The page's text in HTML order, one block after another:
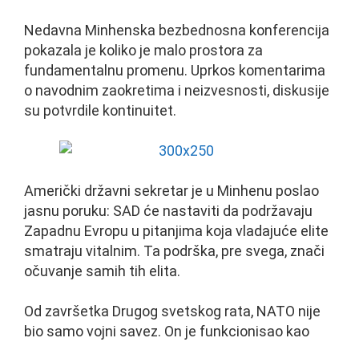
Nedavna Minhenska bezbednosna konferencija
pokazala je koliko je malo prostora za
fundamentalnu promenu. Uprkos komentarima
o navodnim zaokretima i neizvesnosti, diskusije
su potvrdile kontinuitet.
Američki državni sekretar je u Minhenu poslao
jasnu poruku: SAD će nastaviti da podržavaju
Zapadnu Evropu u pitanjima koja vladajuće elite
smatraju vitalnim. Ta podrška, pre svega, znači
očuvanje samih tih elita.
Od završetka Drugog svetskog rata, NATO nije
bio samo vojni savez. On je funkcionisao kao